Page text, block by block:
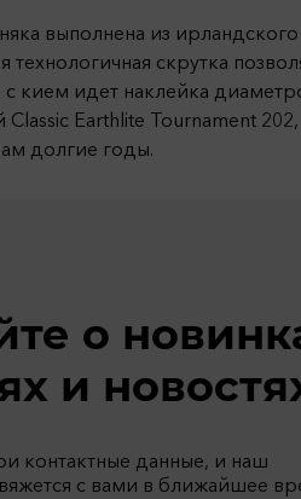
выполнена из
технологичная скрутка
с кием идет наклейка
Classic Earthlite Tournament
долгие годы.
о
и
контактные данные, и наш
с вами в ближайшее